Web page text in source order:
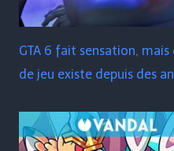
GTA 6 fait sensation,
de jeu existe depuis des